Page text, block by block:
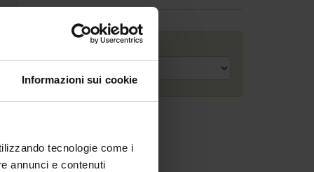
Informazioni sui cookie
tecnologie come i
annunci e contenuti
Anno accademico